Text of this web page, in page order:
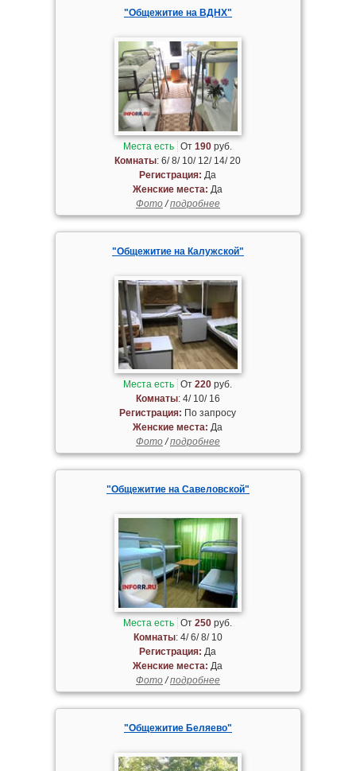
"Общежитие на ВДНХ"
Места есть От190 руб.
Комнаты: 6/ 8/ 10/ 12/ 14/ 20
Регистрация: Да
Женские места: Да
Фото/подробнее
"Общежитие на Калужской"
Места есть От220 руб.
Комнаты: 4/ 10/ 16
Регистрация: По запросу
Женские места: Да
Фото/подробнее
"Общежитие на Савеловской"
Места есть От250 руб.
Комнаты: 4/ 6/ 8/ 10
Регистрация: Да
Женские места: Да
Фото/подробнее
"Общежитие Беляево"